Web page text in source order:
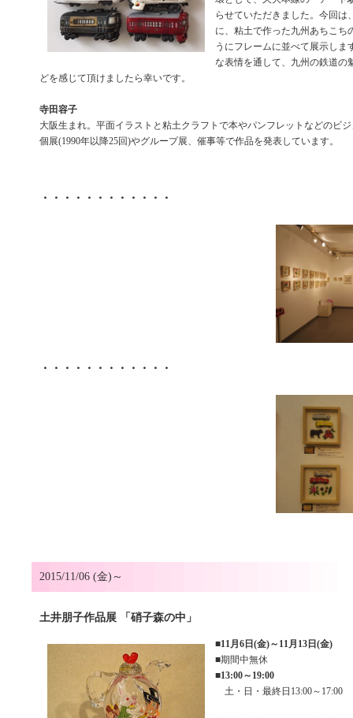
らせていただきました。今回は
に、粘土で作った九州あちこち
うにフレームに並べて展示しま
な表情を通して、九州の鉄道の
どを感じて頂けましたら幸いです。
寺田容子
大阪生まれ。平面イラストと粘土クラフトで本やパンフレットなどのビ
個展(1990年以降25回)やグループ展、催事等で作品を発表しています。
・・・・・・・・・・・・
・・・・・・・・・・・・
2015/11/06 (金)～
土井朋子作品展 「硝子森の中」
■11月6日(金)～11月13日(金)
■期間中無休
■13:00～19:00
土・日・最終日13:00～17:00